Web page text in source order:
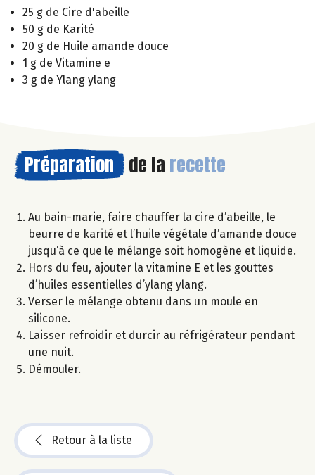
25 g de Cire d'abeille
50 g de Karité
20 g de Huile amande douce
1 g de Vitamine e
3 g de Ylang ylang
Préparation de la recette
Au bain-marie, faire chauffer la cire d’abeille, le
beurre de karité et l’huile végétale d’amande douce
jusqu’à ce que le mélange soit homogène et liquide.
Hors du feu, ajouter la vitamine E et les gouttes
d’huiles essentielles d’ylang ylang.
Verser le mélange obtenu dans un moule en
silicone.
Laisser refroidir et durcir au réfrigérateur pendant
une nuit.
Démouler.
Retour à la liste